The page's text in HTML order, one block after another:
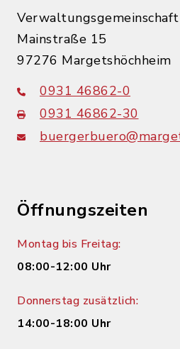
Mainstraße 15
97276 Margetshöchheim
0931 46862-0
0931 46862-30
Öffnungszeiten
Montag bis Freitag:
08:00-12:00 Uhr
Donnerstag zusätzlich:
14:00-18:00 Uhr